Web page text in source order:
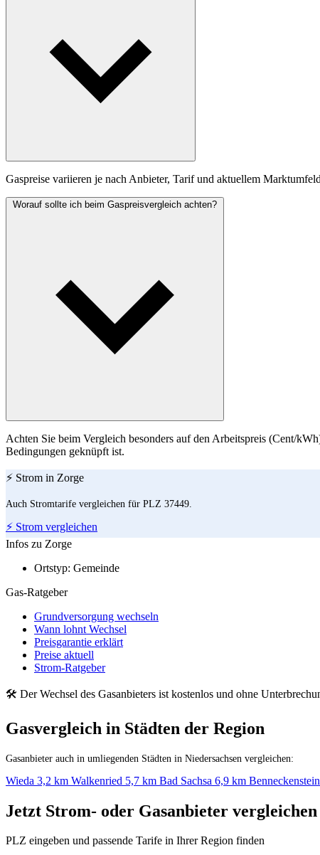
Gaspreise variieren je nach Anbieter, Tarif und aktuellem
Worauf sollte ich beim Gaspreisvergleich achten?
Achten Sie beim Vergleich besonders auf den Arbeitspreis (Cent/
Bedingungen geknüpft ist.
⚡ Strom in Zorge
Auch Stromtarife vergleichen für PLZ 37449.
⚡ Strom vergleichen
Infos zu Zorge
Ortstyp: Gemeinde
Gas-Ratgeber
Grundversorgung wechseln
Wann lohnt Wechsel
Preisgarantie erklärt
Preise aktuell
Strom-Ratgeber
🛠 Der Wechsel des Gasanbieters ist kostenlos und ohne
Gasvergleich in Städten der Region
Gasanbieter auch in umliegenden Städten in Niedersachsen vergleichen:
Wieda 3,2 km Walkenried 5,7 km Bad Sachsa 6,9 km
Jetzt Strom- oder Gasanbieter vergleichen
PLZ eingeben und passende Tarife in Ihrer Region finden